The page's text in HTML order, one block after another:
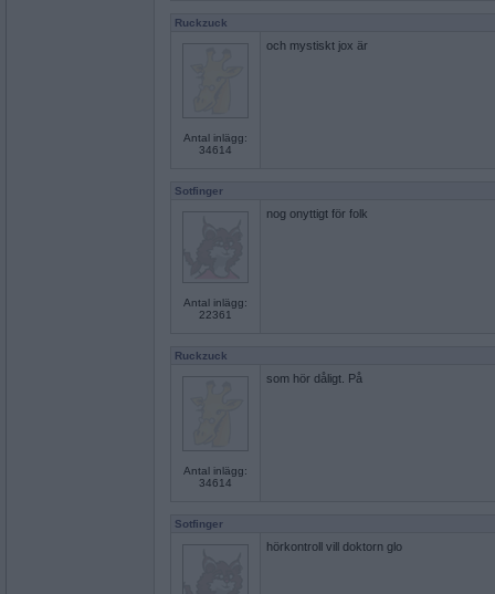
Ruckzuck
Antal inlägg:
34614
och mystiskt jox är
Sotfinger
Antal inlägg:
22361
nog onyttigt för folk
Ruckzuck
Antal inlägg:
34614
som hör dåligt. På
Sotfinger
hörkontroll vill doktorn glo